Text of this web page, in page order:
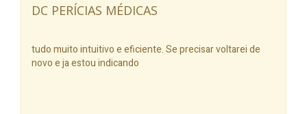
DC PERÍCIAS MÉDICAS
tudo muito intuitivo e eficiente. Se precisar voltarei de
novo e ja estou indicando